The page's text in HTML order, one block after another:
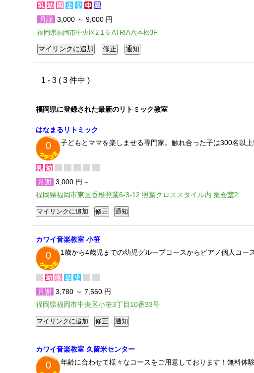
月謝 3,000 ～ 9,000 円
福岡県福岡市中央区2-1-6 ATRIA六本松3F
1 - 3 ( 3 件中 )
福岡県に登録された最新のリトミック教室
はなまるリトミック
0 子どもとママを楽しませる専門家。触れ合った子は300名以
月謝 3,000 円～
福岡県福岡市東区香椎照葉6-3-12 照葉クロススタイル内 集会室2
カワイ音楽教室 小笹
0 1歳から4歳児までの幼児グループコースからピアノ個人コー
月謝 3,780 ～ 7,560 円
福岡県福岡市中央区小笹3丁目10番33号
カワイ音楽教室 久留米センター
0 年齢に合わせて様々なコースをご用意しております！無料体